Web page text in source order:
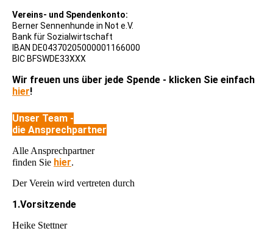
Vereins- und Spendenkonto:
Berner Sennenhunde in Not e.V.
Bank für Sozialwirtschaft
IBAN DE04370205000001166000
BIC BFSWDE33XXX
Wir freuen uns über jede Spende - klicken Sie einfach
hier!
Unser Team -
die Ansprechpartner
Alle Ansprechpartner
finden Sie hier.
Der Verein wird vertreten durch
1.Vorsitzende
Heike Stettner